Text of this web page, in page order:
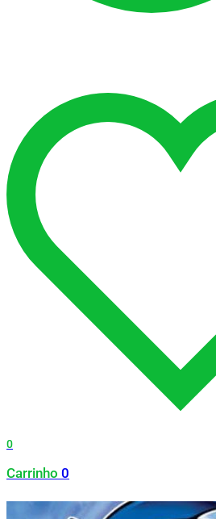
0
Carrinho 0